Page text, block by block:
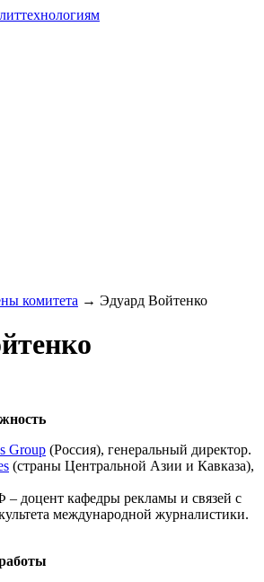
комитета → Эдуард Войтенко
Group (Россия), генеральный директор.
(страны Центральной Азии и Кавказа),
кафедры рекламы и связей с
международной журналистики.